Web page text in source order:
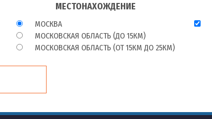
МЕСТОНАХОЖДЕНИЕ
МОСКВА
МОСКОВСКАЯ ОБЛАСТЬ (ДО 15КМ)
МОСКОВСКАЯ ОБЛАСТЬ (ОТ 15КМ ДО 25КМ)